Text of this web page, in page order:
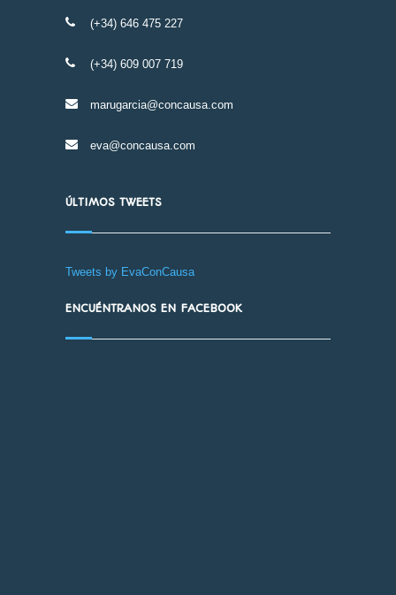
(+34) 646 475 227
(+34) 609 007 719
marugarcia@concausa.com
eva@concausa.com
ÚLTIMOS TWEETS
Tweets by EvaConCausa
ENCUÉNTRANOS EN FACEBOOK